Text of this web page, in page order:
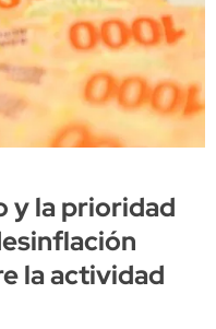
y la prioridad
la actividad